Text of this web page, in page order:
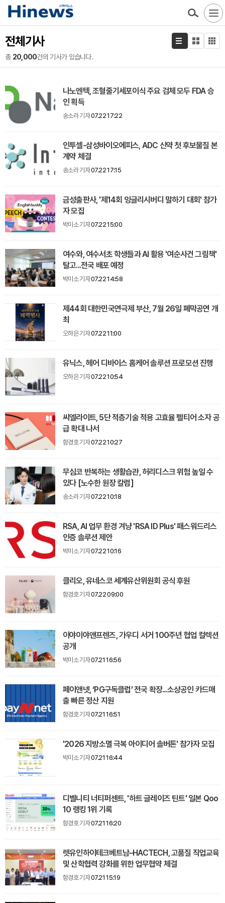
전체기사
총 20,000건의 기사가 있습니다.
나노엔텍, 조혈줄기세포이식 주요 검체 모두 FDA 승
인 획득
송소라 기자07.22 17:22
인투셀-삼성바이오에피스, ADC 신약 첫 후보물질 본
계약 체결
송소라 기자07.22 17:15
금성출판사, '제14회 잉글리시버디 말하기 대회' 참가
자 모집
박미소 기자07.22 15:00
여수와, 여수서초 학생들과 AI 활용 '여순사건 그림책'
탈고...전국 배포 예정
박미소 기자07.22 14:58
제44회 대한민국연극제 부산, 7월 26일 폐막공연 개
최
오하은 기자07.22 11:00
유닉스, 헤어 디바이스 홈케어 솔루션 프로모션 진행
오하은 기자07.22 10:54
씨엘라이트, 5단 적층기술 적용 고효율 펠티어 소자 공
급 확대 나서
함경호 기자07.22 10:27
무심코 반복하는 생활습관, 허리디스크 위험 높일 수
있다 [노수한 원장 칼럼]
송소라 기자07.22 10:18
RSA, AI 업무 환경 겨냥 'RSA ID Plus' 패스워드리스
인증 솔루션 제안
박미소 기자07.22 10:16
클리오, 유네스코 세계유산위원회 공식 후원
함경호 기자07.22 09:00
이야이야앤프렌즈, 가우디 서거 100주년 협업 컬렉션
공개
박미소 기자07.21 16:56
페이앤넷, ‘PG구독클럽’ 전국 확장...소상공인 카드매
출 빠른 정산 지원
함경호 기자07.21 16:51
'2026 지방소멸 극복 아이디어 솔버톤' 참가자 모집
박미소 기자07.21 16:44
디벨니티 너티퍼센트, '하트 글레이즈 틴트' 일본 Qoo
10 랭킹 1위 기록
함경호 기자07.21 16:20
렛유인하이테크베트남–HACTECH, 고품질 직업교육
및 산학협력 강화를 위한 업무협약 체결
함경호 기자07.21 15:19